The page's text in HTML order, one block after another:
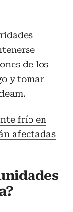
de los
y tomar
frío en
afectadas